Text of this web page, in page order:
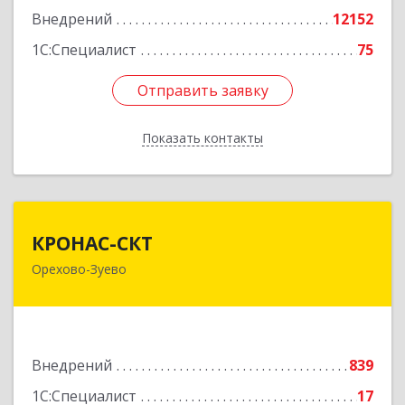
Внедрений
12152
1С:Специалист
75
Отправить заявку
Показать контакты
Отправить заявку
Назад
КРОНАС-СКТ
Орехово-Зуево
Внедрений
839
1С:Специалист
17
142600, Московская обл, Орехово-Зуево г,